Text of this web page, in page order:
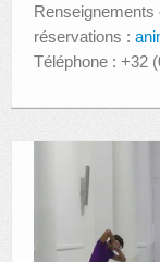
Renseignements
réservations :
Téléphone : +32